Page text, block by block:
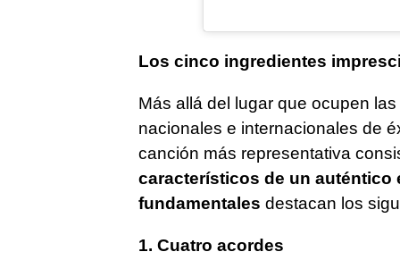
Los cinco ingredientes
Más allá del lugar que ocupen
nacionales e internacionales de
canción más representativa
característicos de un auténtico
fundamentales destacan los
1. Cuatro acordes